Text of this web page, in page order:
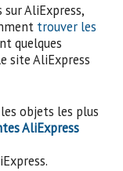
sur AliExpress,
trouver les
quelques
site AliExpress
objets les plus
AliExpress